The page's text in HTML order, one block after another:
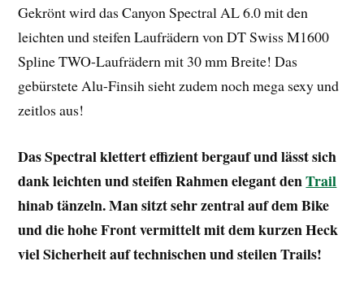
Gekrönt wird das Canyon Spectral AL 6.0 mit den
leichten und steifen Laufrädern von DT Swiss M1600
Spline TWO-Laufrädern mit 30 mm Breite! Das
gebürstete Alu-Finsih sieht zudem noch mega sexy und
zeitlos aus!
Das Spectral klettert effizient bergauf und lässt sich
dank leichten und steifen Rahmen elegant denTrail
hinab tänzeln. Man sitzt sehr zentral auf dem Bike
und die hohe Front vermittelt mit dem kurzen Heck
viel Sicherheit auf technischen und steilen Trails!